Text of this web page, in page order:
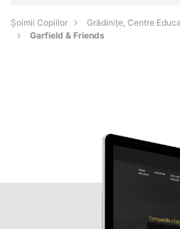
Șoimii Copiilor
Grădinițe, Centre
Garfield & Friends